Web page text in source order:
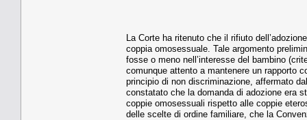
La Corte ha ritenuto che il rifiuto
coppia omosessuale. Tale argomento
fosse o meno nell’interesse del bambino
comunque attento a mantenere un rapporto
principio di non discriminazione, affermato
constatato che la domanda di adozione era
coppie omosessuali rispetto alle coppie
delle scelte di ordine familiare, che la